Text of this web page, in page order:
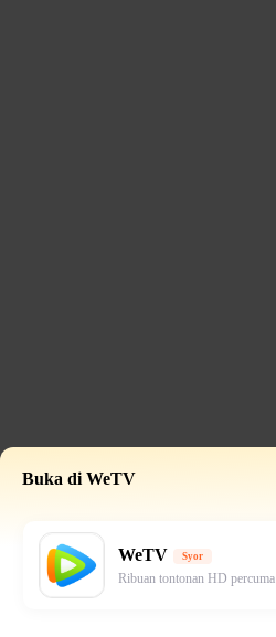
Buka di WeTV
WeTV Syor
Ribuan tontonan HD percuma